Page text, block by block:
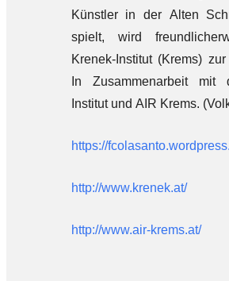
Künstler in der Alten
spielt, wird
Krenek-Institut (Krems)
In Zusammenarbeit mit
Institut und AIR Krems.
https://
http://www.krenek.at/
http://www.air-krems.at/